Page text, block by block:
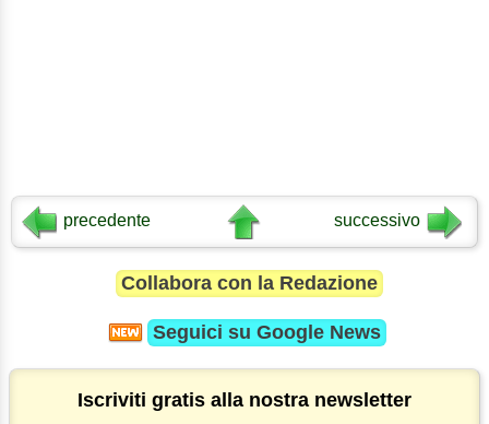
precedente successivo
Collabora con la Redazione
Seguici su Google News
Iscriviti gratis alla nostra newsletter